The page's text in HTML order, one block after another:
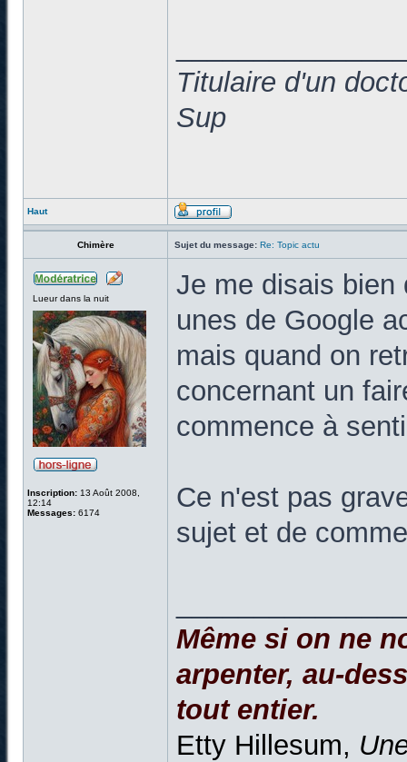
Titulaire d'un
Sup
Haut
Chimère Sujet du message: Re: Topic actu
Lueur dans la nuit
Inscription: 13 Août 2008,
12:14
Messages: 6174
Je me disais bien
unes de Google
mais quand on
concernant un
commence à
Ce n'est pas
sujet et de
Même si on ne
arpenter, au-
tout entier.
Etty Hillesum,